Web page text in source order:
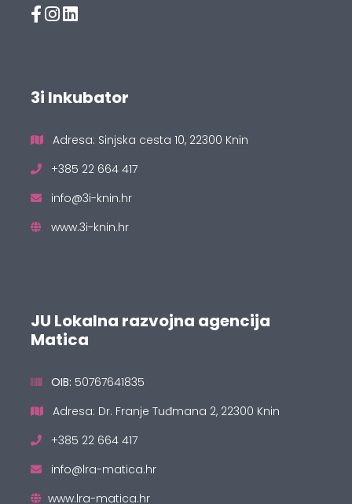
3i Inkubator
Adresa: Sinjska cesta 10, 22300 Knin
+385 22 664 417
info@3i-knin.hr
www.3i-knin.hr
JU Lokalna razvojna agencija
Matica
OIB: 50767641835
Adresa: Dr. Franje Tuđmana 2, 22300 Knin
+385 22 664 417
info@lra-matica.hr
www.lra-matica.hr